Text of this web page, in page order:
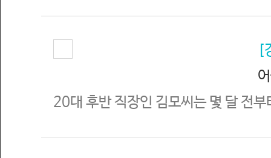
[
20대 후반 직장인 김모씨는 몇 달 전